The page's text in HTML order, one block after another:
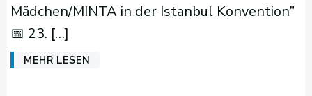
Mädchen/MINTA in der Istanbul Konvention”
📅 23. […]
MEHR LESEN